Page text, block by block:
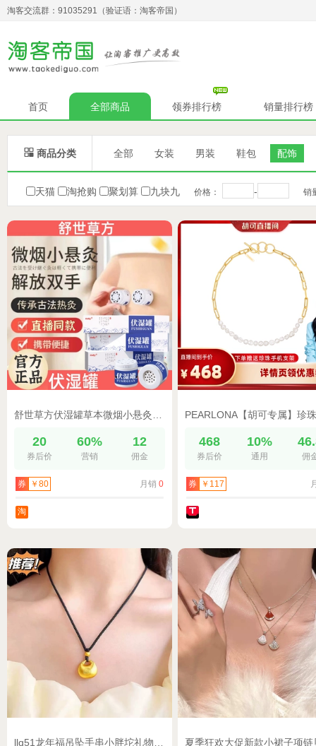
淘客交流群：91035291（验证语：淘客帝国）
首页 全部商品 领券排行榜 销量排行榜
 商品分类 全部 女装 男装 鞋包 配饰
天猫 淘抢购 聚划算 九块九 价格： - 销
20
券后价
60%
营销
12
佣金
券 ￥80 月销 0
淘
468
券后价
10%
通用 佣
券 ￥117